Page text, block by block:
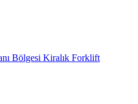
Bölgesi Kiralık Forklift